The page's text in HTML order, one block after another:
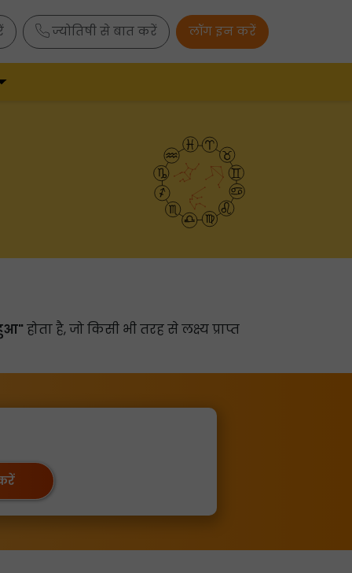
ज्योतिषी से बात करें लॉग इन करें
होता है, जो किसी भी तरह से लक्ष्य प्राप्त